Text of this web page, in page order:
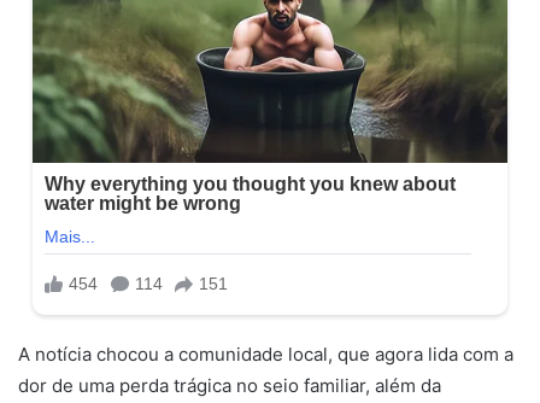
A notícia chocou a comunidade local, que agora lida com a
dor de uma perda trágica no seio familiar, além da